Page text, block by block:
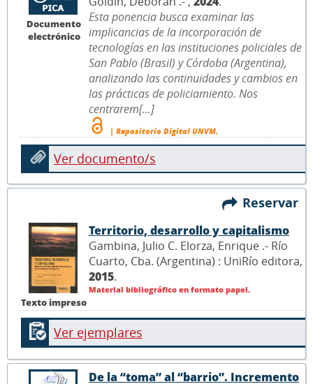
Documento
electrónico
Esta ponencia busca examinar las
implicancias de la incorporación de
tecnologías en las instituciones policiales de
San Pablo (Brasil) y Córdoba (Argentina),
analizando las continuidades y cambios en
las prácticas de policiamiento. Nos
centrarem[...]
| Repositorio Digital UNVM.
Ver documento/s
Reservar
Texto impreso
Territorio, desarrollo y capitalismo
Gambina, Julio C. Elorza, Enrique .- Río
Cuarto, Cba. (Argentina) : UniRío editora,
2015.
Material bibliográfico en formato papel.
Ver ejemplares
De la “toma” al “barrio”. Incremento